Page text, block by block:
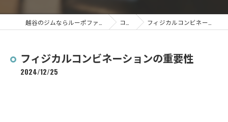
コラム フィジカルコンビネーションの重要性
フィジカルコンビネーションの重要性
2024/12/25